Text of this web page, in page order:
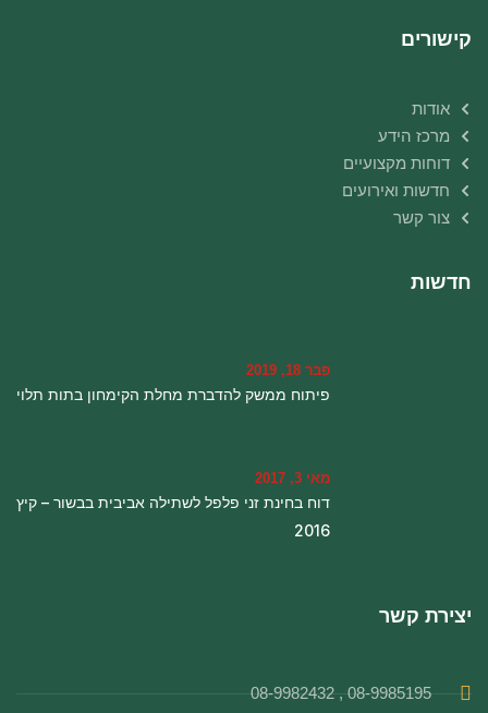
קישורים
אודות
מרכז הידע
דוחות מקצועיים
חדשות ואירועים
צור קשר
חדשות
פבר 18, 2019
פיתוח ממשק להדברת מחלת הקימחון בתות תלוי
מאי 3, 2017
דוח בחינת זני פלפל לשתילה אביבית בבשור – קיץ
2016
יצירת קשר
08-9985195 , 08-9982432